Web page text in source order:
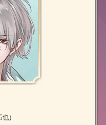
也)